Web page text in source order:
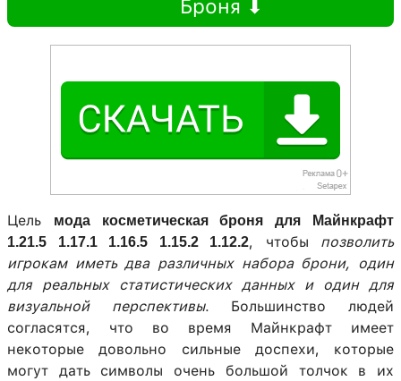
Броня ⬇
Цель
мода косметическая броня для Майнкрафт
1.21.5 1.17.1 1.16.5 1.15.2 1.12.2, чтобы позволить
игрокам иметь два различных набора брони, один
для реальных статистических данных и один для
визуальной перспективы. Большинство людей
согласятся, что во время Майнкрафт имеет
некоторые довольно сильные доспехи, которые
могут дать символы очень большой толчок в их